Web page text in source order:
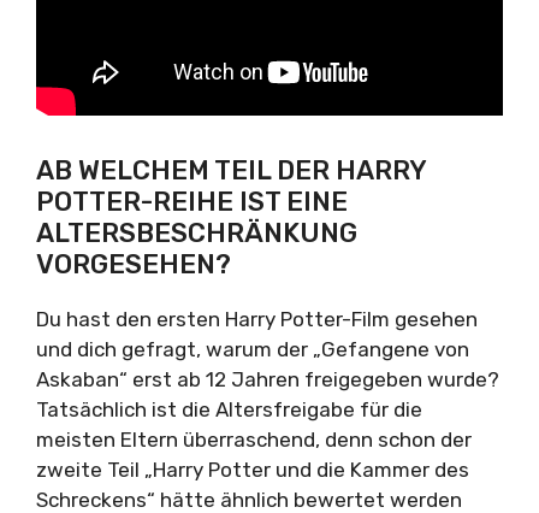
AB WELCHEM TEIL DER HARRY
POTTER-REIHE IST EINE
ALTERSBESCHRÄNKUNG
VORGESEHEN?
Du hast den ersten Harry Potter-Film gesehen
und dich gefragt, warum der „Gefangene von
Askaban“ erst ab 12 Jahren freigegeben wurde?
Tatsächlich ist die Altersfreigabe für die
meisten Eltern überraschend, denn schon der
zweite Teil „Harry Potter und die Kammer des
Schreckens“ hätte ähnlich bewertet werden